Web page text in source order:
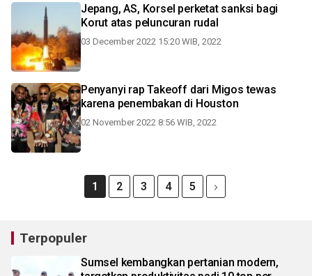
Jepang, AS, Korsel perketat sanksi bagi
Korut atas peluncuran rudal
03 December 2022 15:20 WIB, 2022
Penyanyi rap Takeoff dari Migos tewas
karena penembakan di Houston
02 November 2022 8:56 WIB, 2022
1 2 3 4 5
Terpopuler
Sumsel kembangkan pertanian modern,